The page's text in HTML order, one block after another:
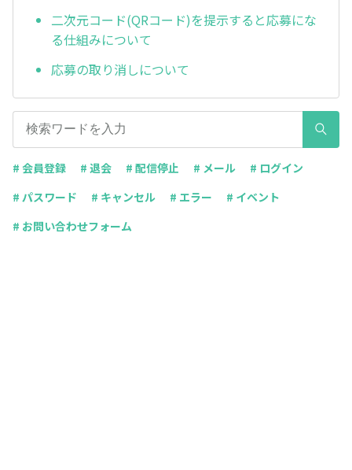
二次元コード(QRコード)を提示すると応募にな
る仕組みについて
応募の取り消しについて
# 会員登録 # 退会 # 配信停止 # メール
# ログイン
# パスワード
# キャンセル # エラー
# イベント
# お問い合わせフォーム